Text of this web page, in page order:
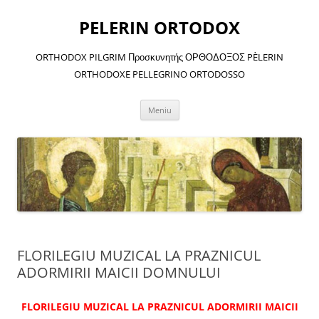
PELERIN ORTODOX
ORTHODOX PILGRIM Προσκυνητής ΟΡΘΟΔΟΞΟΣ PÈLERIN
ORTHODOXE PELLEGRINO ORTODOSSO
Meniu
FLORILEGIU MUZICAL LA PRAZNICUL
ADORMIRII MAICII DOMNULUI
FLORILEGIU MUZICAL LA PRAZNICUL ADORMIRII MAICII